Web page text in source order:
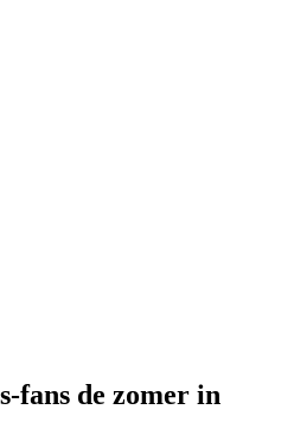
fans de zomer in